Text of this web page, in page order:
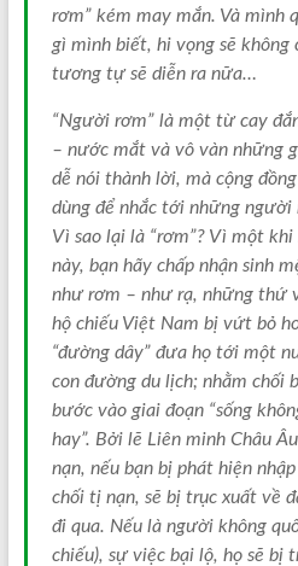
rơm” kém may mắn. Và mình
gì mình biết, hi vọng sẽ không
tương tự sẽ diễn ra nữa…
“Người rơm” là một từ cay
– nước mắt và vô vàn những
dễ nói thành lời, mà cộng
dùng để nhắc tới những người
Vì sao lại là “rơm”? Vì một
này, bạn hãy chấp nhận sinh
như rơm – như rạ, những thứ
hộ chiếu Việt Nam bị vứt bỏ
“đường dây” đưa họ tới một
con đường du lịch; nhằm chối
bước vào giai đoạn “sống
hay”. Bởi lẽ Liên minh Châu
nạn, nếu bạn bị phát hiện
chối tị nạn, sẽ bị trục xuất về
đi qua. Nếu là người không
chiếu), sự việc bại lộ, họ sẽ bị